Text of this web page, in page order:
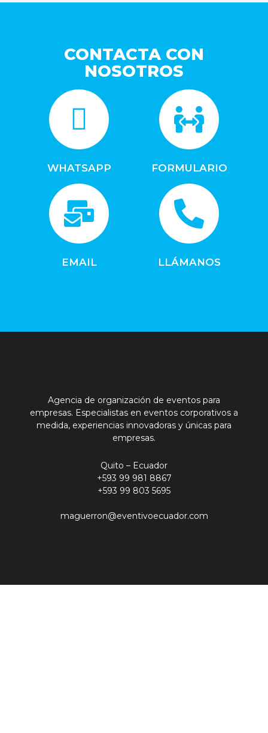
CONTACTA CON
NOSOTROS
WHATSAPP FORMULARIO
EMAIL LLÁMANOS
Agencia de organización de eventos para
empresas. Especialistas en eventos corporativos a
medida, experiencias innovadoras y únicas para
empresas.
Quito – Ecuador
+593 99 981 8867
+593 99 803 5695
maguerron@eventivoecuador.com